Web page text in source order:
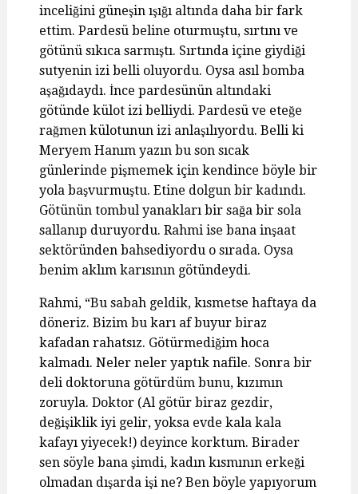
inceliğini güneşin ışığı altında daha bir fark
ettim. Pardesü beline oturmuştu, sırtını ve
götünü sıkıca sarmıştı. Sırtında içine giydiği
sutyenin izi belli oluyordu. Oysa asıl bomba
aşağıdaydı. İnce pardesünün altındaki
götünde külot izi belliydi. Pardesü ve eteğe
rağmen külotunun izi anlaşılıyordu. Belli ki
Meryem Hanım yazın bu son sıcak
günlerinde pişmemek için kendince böyle bir
yola başvurmuştu. Etine dolgun bir kadındı.
Götünün tombul yanakları bir sağa bir sola
sallanıp duruyordu. Rahmi ise bana inşaat
sektöründen bahsediyordu o sırada. Oysa
benim aklım karısının götündeydi.
Rahmi, “Bu sabah geldik, kısmetse haftaya da
döneriz. Bizim bu karı af buyur biraz
kafadan rahatsız. Götürmediğim hoca
kalmadı. Neler neler yaptık nafile. Sonra bir
deli doktoruna götürdüm bunu, kızımın
zoruyla. Doktor (Al götür biraz gezdir,
değişiklik iyi gelir, yoksa evde kala kala
kafayı yiyecek!) deyince korktum. Birader
sen söyle bana şimdi, kadın kısmının erkeği
olmadan dışarda işi ne? Ben böyle yapıyorum